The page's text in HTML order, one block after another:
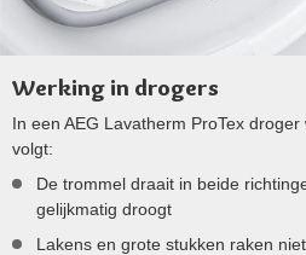
Werking in drogers
In een AEG Lavatherm ProTex
volgt:
De trommel draait in beide
gelijkmatig droogt
Lakens en grote stukken raken